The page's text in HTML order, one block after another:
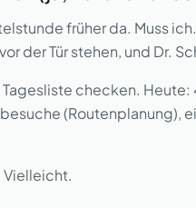
früher da. Muss
der Tür stehen, und Dr.
checken. Heute:
(Routenplanung),
Vielleicht.